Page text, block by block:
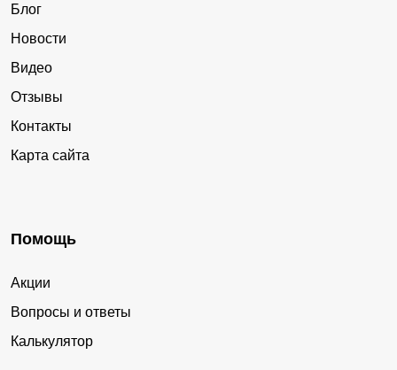
Блог
Новости
Видео
Отзывы
Контакты
Карта сайта
Помощь
Акции
Вопросы и ответы
Калькулятор